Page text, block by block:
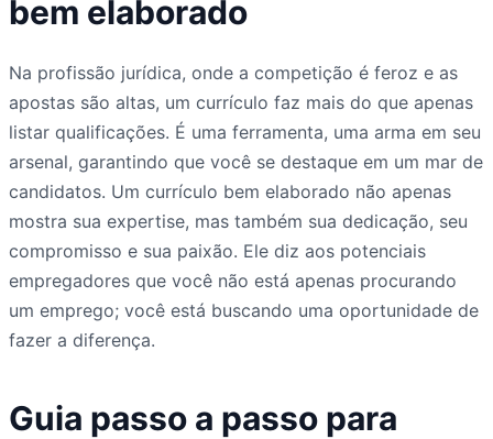
bem elaborado
Na profissão jurídica, onde a competição é feroz e as
apostas são altas, um currículo faz mais do que apenas
listar qualificações. É uma ferramenta, uma arma em seu
arsenal, garantindo que você se destaque em um mar de
candidatos. Um currículo bem elaborado não apenas
mostra sua expertise, mas também sua dedicação, seu
compromisso e sua paixão. Ele diz aos potenciais
empregadores que você não está apenas procurando
um emprego; você está buscando uma oportunidade de
fazer a diferença.
Guia passo a passo para